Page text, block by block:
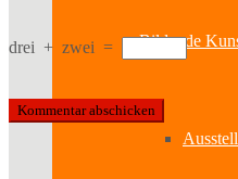
Bildende
drei + zwei =